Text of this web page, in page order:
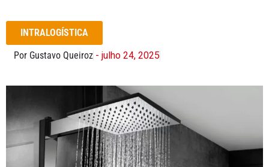
INTRALOGÍSTICA
Por Gustavo Queiroz - julho 24, 2025